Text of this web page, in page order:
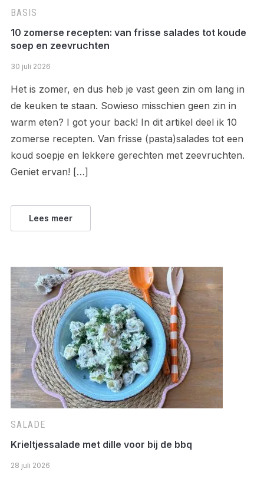
BASIS
10 zomerse recepten: van frisse salades tot koude
soep en zeevruchten
30 juli 2026
Het is zomer, en dus heb je vast geen zin om lang in
de keuken te staan. Sowieso misschien geen zin in
warm eten? I got your back! In dit artikel deel ik 10
zomerse recepten. Van frisse (pasta)salades tot een
koud soepje en lekkere gerechten met zeevruchten.
Geniet ervan! […]
Lees meer
SALADE
Krieltjessalade met dille voor bij de bbq
28 juli 2026